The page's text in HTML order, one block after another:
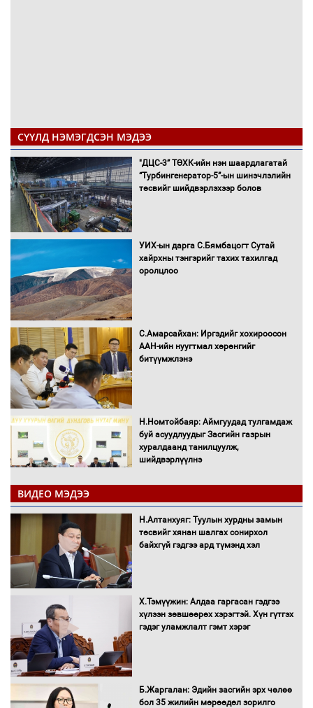
СҮҮЛД НЭМЭГДСЭН МЭДЭЭ
"ДЦС-3” ТӨХК-ийн нэн шаардлагатай
“Турбингенератор-5”-ын шинэчлэлийн
төсвийг шийдвэрлэхээр болов
УИХ-ын дарга С.Бямбацогт Сутай
хайрхны тэнгэрийг тахих тахилгад
оролцлоо
С.Амарсайхан: Иргэдийг хохироосон
ААН-ийн нуугтмал хөрөнгийг
битүүмжлэнэ
Н.Номтойбаяр: Аймгуудад тулгамдаж
буй асуудлуудыг Засгийн газрын
хуралдаанд танилцуулж,
шийдвэрлүүлнэ
эрэгтэйчүүдийн волейболын тэмцээнд
оролцож байгаа баг тамирчдад
амжилт хүслээ
Автобензин, дизель түлшний онцгой
албан татварыг тэглэлээ
Санхүүгийн хэмнэлтийн горимд эрүүл
мэндийн салбар хамаарахгүй
ВИДЕО МЭДЭЭ
Н.Алтанхуяг: Туулын хурдны замын
төсвийг хянан шалгах сонирхол
байхгүй гэдгээ ард түмэнд хэл
Х.Тэмүүжин: Алдаа гаргасан гэдгээ
хүлээн зөвшөөрөх хэрэгтэй. Хүн гүтгэх
гэдэг уламжлалт гэмт хэрэг
Б.Жаргалан: Эдийн засгийн эрх чөлөө
бол 35 жилийн мөрөөдөл зорилго